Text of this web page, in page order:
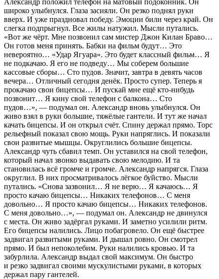
широко улыбнулся. Глаза засияли. Он резко поднял руки
вверх. И уже праздновал победу. Эмоции били через край. Он
слегка подпрыгнул. Все жилы натужил. Мысли путались.
«Вот же чёрт. Мне позвонил сам мистер Джон Килан Браво…
Он готов меня принять. Бабки на фильм будут… Это
невероятно… «Удар Ягуара». Это будет классный фильм… Я
не подкачаю. Я его не подведу… Мы соберем большие
кассовые сборы… Сто пудов. Значит, завтра в девять часов
вечера… Отличный сегодня денёк. Просто супер. Теперь я
прокачаю свои бицепсы… И пускай мне ещё кто-нибудь
позвонит… Я кину свой телефон с балкона… Сто
пудов…», — подумал он. Александр вновь улыбнулся. Он
живо взял в руки большие, тяжёлые гантели. И тут же начал
качать бицепсы. И он открыл счёт. Спину держал прямо. Торс
рельефный показал свою мощь. Руки напряглись. И показали
свои развитые мышцы. Округлились большие бицепсы.
Александр чуть сбавил темп. Он уставился на свой телефон,
который начал звонко выдавать свою мелодию. И та
становилась всё громче и громче. Александр напрягся. Глаза
округлил. В них просматривалось лёгкое буйство. Мысли
путались. «Снова зазвонил… Я не верю… Я качаюсь… Я
просто качаю бицепсы… Никаких телефонов… С меня
довольно… Я просто качаю бицепсы… Никаких телефонов.
С меня довольно…», — подумал он. Александр не двинулся
с места. Он живо задёргал руками. И заметно усилили ритм.
Его бицепсы налились. Лицо побагровело. Он ещё быстрее
задвигал развитыми руками. И дышал ровно. Он смотрел
прямо. И был непоколебим. Руки налились кровью. И та
забурлила. Александр выдал свой максимум. Он быстро
и резко задвигал своими мускулистыми руками, в которых
держал пару гантелей.